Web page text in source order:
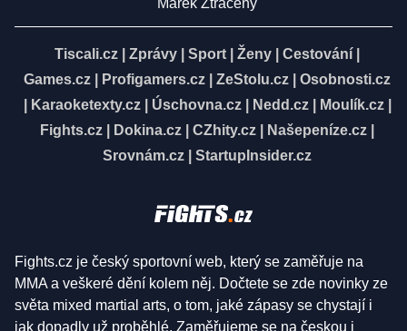
Marek Ztracený
Tiscali.cz Zprávy Sport Ženy Cestování
Games.cz
Profigamers.cz ZeStolu.cz
Osobnosti.cz
Karaoketexty.cz| Úschovna.cz| Nedd.cz| Moulík.cz|
Fights.cz
Dokina.cz CZhity.cz Našepeníze.cz
Srovnám.cz
StartupInsider.cz
Fights.cz je český sportovní web, který se zaměřuje na
MMA a veškeré dění kolem něj. Dočtete se zde novinky ze
světa mixed martial arts, o tom, jaké zápasy se chystají i
jak dopadly už proběhlé. Zaměřujeme se na českou i